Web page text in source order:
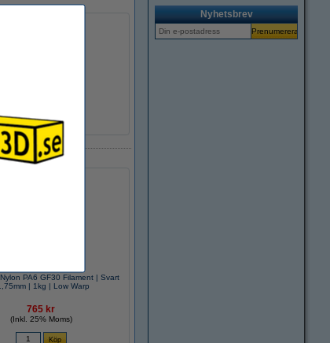
DHM10013
PA6 GF30 Filament | Svart
| 1kg | Low Warp
765 kr
(Inkl. 25% Moms)
Nyhetsbrev